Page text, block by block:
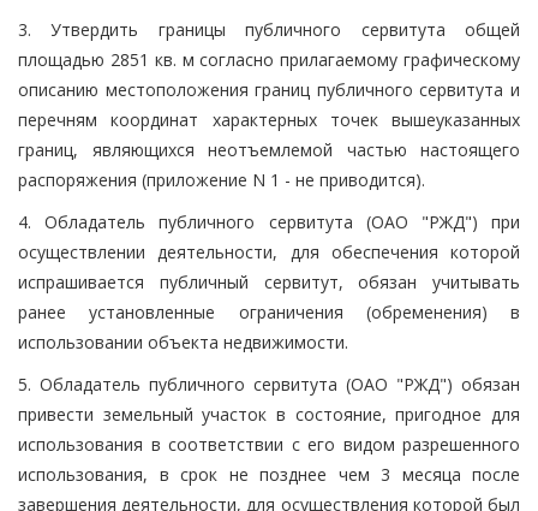
3. Утвердить границы публичного сервитута общей
площадью 2851 кв. м согласно прилагаемому графическому
описанию местоположения границ публичного сервитута и
перечням координат характерных точек вышеуказанных
границ, являющихся неотъемлемой частью настоящего
распоряжения (приложение N 1 - не приводится).
4. Обладатель публичного сервитута (ОАО "РЖД") при
осуществлении деятельности, для обеспечения которой
испрашивается публичный сервитут, обязан учитывать
ранее установленные ограничения (обременения) в
использовании объекта недвижимости.
5. Обладатель публичного сервитута (ОАО "РЖД") обязан
привести земельный участок в состояние, пригодное для
использования в соответствии с его видом разрешенного
использования, в срок не позднее чем 3 месяца после
завершения деятельности, для осуществления которой был